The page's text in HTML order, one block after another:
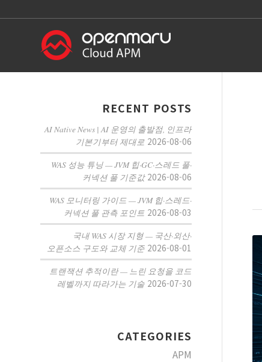
RECENT POSTS
AI Native News | AI 운영의 출발점, 인프라
기본기부터 제대로 2026-08-06
WAS 성능 튜닝 — JVM 힙·GC·스레드 풀·
커넥션 풀 기준값 2026-08-06
WAS 모니터링 가이드 — JVM 힙·스레드·
커넥션 풀 관측 포인트 2026-08-03
국내 WAS 시장 지형 — 국산·외산·
오픈소스 구도와 교체 기준 2026-08-01
트랜잭션 추적이란 — 느린 요청을 코드
레벨까지 따라가는 기술 2026-07-30
CATEGORIES
APM